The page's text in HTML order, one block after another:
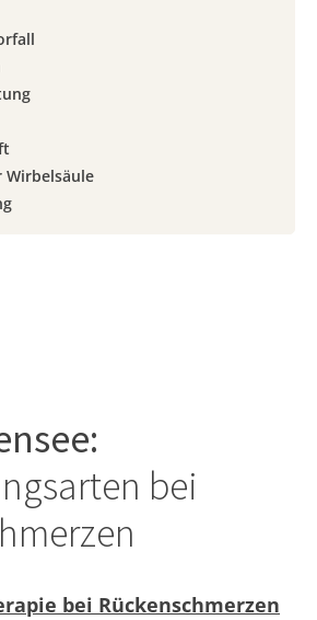
Wirbelsäule
:
bei
bei Rückenschmerzen